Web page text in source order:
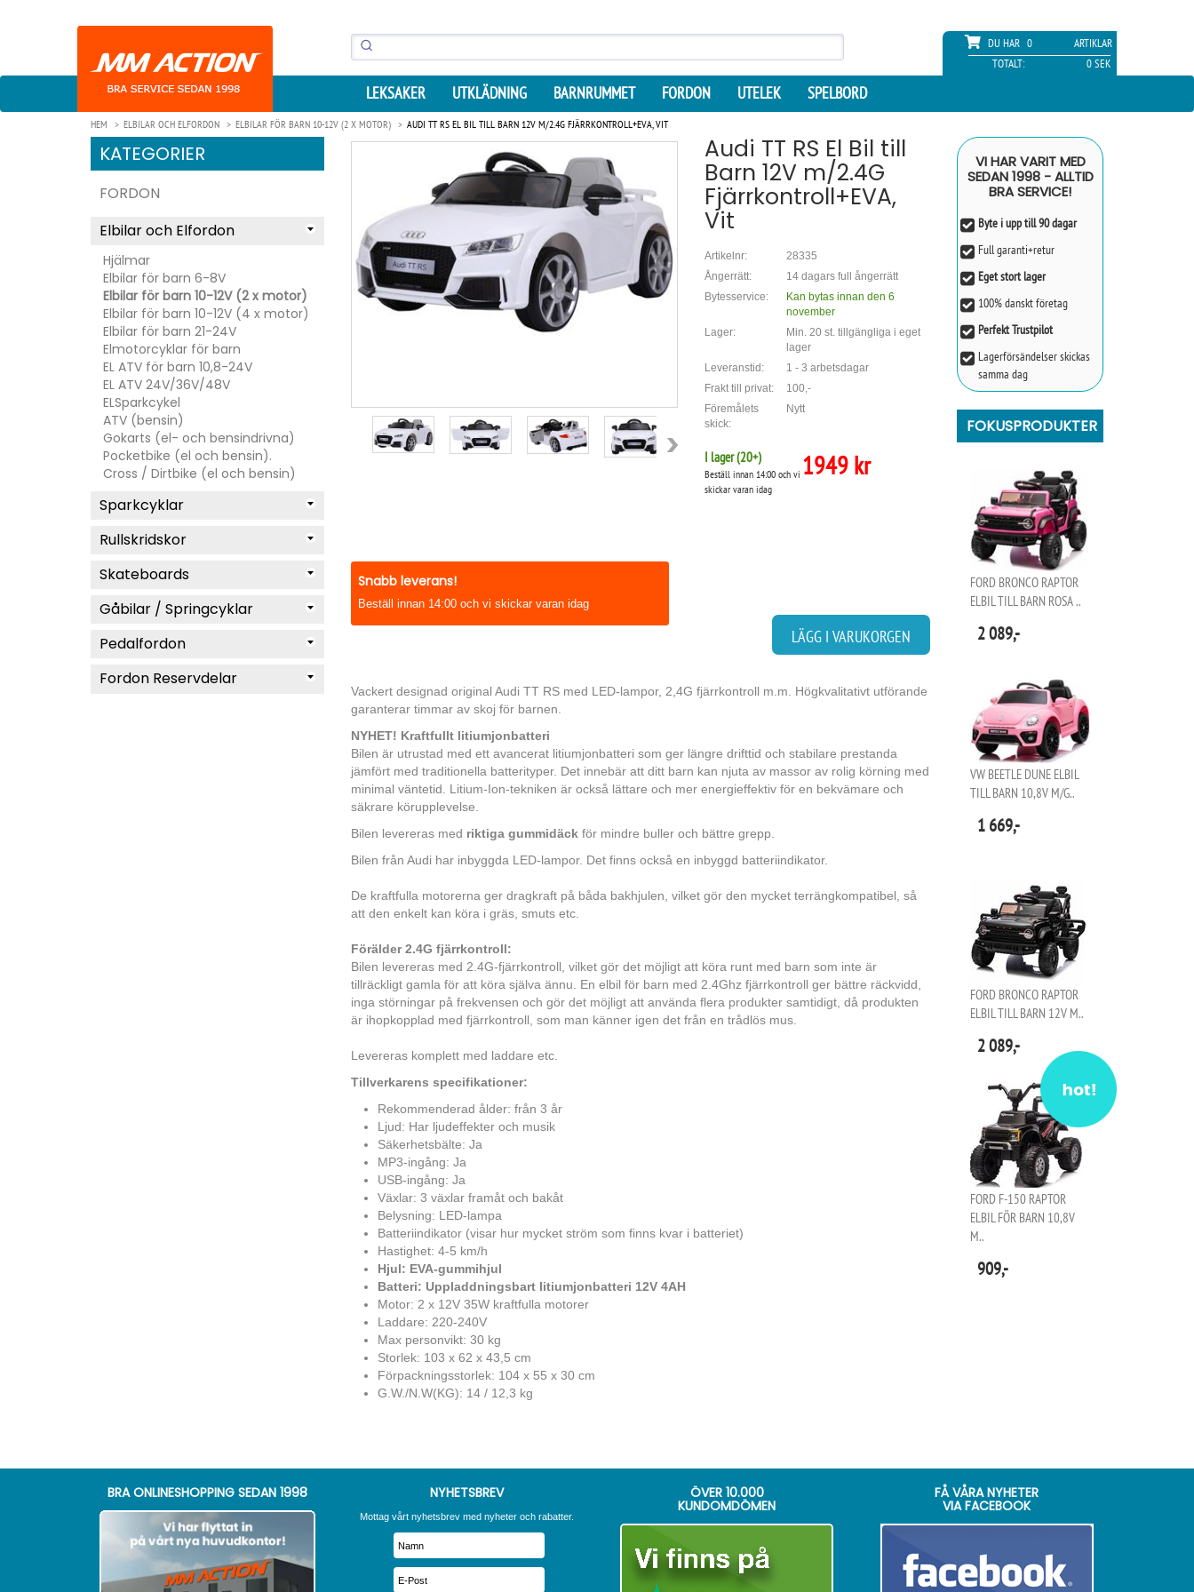
DU HAR 0
ARTIKLAR
TOTALT:
0 SEK
LEKSAKER UTKLÄDNING BARNRUMMET FORDON UTELEK SPELBORD
HEM ELBILAR OCH ELFORDON ELBILAR FÖR BARN 10-12V (2 X MOTOR) AUDI TT RS EL BIL TILL BARN 12V M/2.4G FJÄRRKONTROLL+EVA, VIT
KATEGORIER
FORDON
Elbilar och Elfordon
Hjälmar
Elbilar för barn 6-8V
Elbilar för barn 10-12V (2 x motor)
Elbilar för barn 10-12V (4 x motor)
Elbilar för barn 21-24V
Elmotorcyklar för barn
EL ATV för barn 10,8-24V
EL ATV 24V/36V/48V
ELSparkcykel
ATV (bensin)
Gokarts (el- och bensindrivna)
Pocketbike (el och bensin).
Cross / Dirtbike (el och bensin)
Sparkcyklar
Rullskridskor
Skateboards
Gåbilar / Springcyklar
Pedalfordon
Fordon Reservdelar
Snabb leverans!
Beställ innan 14:00 och vi skickar varan idag
Audi TT RS El Bil till
Barn 12V m/2.4G
Fjärrkontroll+EVA,
Vit
Artikelnr:
28335
Ångerrätt:
14 dagars full ångerrätt
Bytesservice:
Kan bytas innan den 6
november
Lager:
Min. 20 st. tillgängliga i eget
lager
Leveranstid:
1 - 3 arbetsdagar
Frakt till privat:
100,-
Föremålets
skick:
Nytt
I lager (20+)
Beställ innan 14:00 och vi
skickar varan idag
1949 kr
LÄGG I VARUKORGEN
Vackert designad original Audi TT RS med LED-lampor, 2,4G fjärrkontroll m.m. Högkvalitativt utförande
garanterar timmar av skoj för barnen.
NYHET! Kraftfullt litiumjonbatteri
Bilen är utrustad med ett avancerat litiumjonbatteri som ger längre drifttid och stabilare prestanda
jämfört med traditionella batterityper. Det innebär att ditt barn kan njuta av massor av rolig körning med
minimal väntetid. Litium-Ion-tekniken är också lättare och mer energieffektiv för en bekvämare och
säkrare körupplevelse.
Bilen levereras med riktiga gummidäckför mindre buller och bättre grepp.
Bilen från Audi har inbyggda LED-lampor. Det finns också en inbyggd batteriindikator.
De kraftfulla motorerna ger dragkraft på båda bakhjulen, vilket gör den mycket terrängkompatibel, så
att den enkelt kan köra i gräs, smuts etc.
Förälder 2.4G fjärrkontroll:
Bilen levereras med 2.4G-fjärrkontroll, vilket gör det möjligt att köra runt med barn som inte är
tillräckligt gamla för att köra själva ännu. En elbil för barn med 2.4Ghz fjärrkontroll ger bättre räckvidd,
inga störningar på frekvensen och gör det möjligt att använda flera produkter samtidigt, då produkten
är ihopkopplad med fjärrkontroll, som man känner igen det från en trådlös mus.
Levereras komplett med laddare etc.
Tillverkarens specifikationer:
Rekommenderad ålder: från 3 år
Ljud: Har ljudeffekter och musik
Säkerhetsbälte: Ja
MP3-ingång: Ja
USB-ingång: Ja
Växlar: 3 växlar framåt och bakåt
Belysning: LED-lampa
Batteriindikator (visar hur mycket ström som finns kvar i batteriet)
Hastighet: 4-5 km/h
Hjul: EVA-gummihjul
Batteri: Uppladdningsbart litiumjonbatteri 12V 4AH
Motor: 2 x 12V 35W kraftfulla motorer
Laddare: 220-240V
Max personvikt: 30 kg
Storlek: 103 x 62 x 43,5 cm
Förpackningsstorlek: 104 x 55 x 30 cm
G.W./N.W(KG): 14 / 12,3 kg
VI HAR VARIT MED
SEDAN 1998 - ALLTID
BRA SERVICE!
Byte i upp till 90 dagar
Full garanti+retur
Eget stort lager
100% danskt företag
Perfekt Trustpilot
Lagerförsändelser skickas
samma dag
FOKUSPRODUKTER
FORD BRONCO RAPTOR
ELBIL TILL BARN ROSA ..
2 089,-
VW BEETLE DUNE ELBIL
TILL BARN 10,8V M/G..
1 669,-
FORD BRONCO RAPTOR
ELBIL TILL BARN 12V M..
2 089,-
FORD F-150 RAPTOR
ELBIL FÖR BARN 10,8V
M..
909,-
BRA ONLINESHOPPING SEDAN 1998 NYHETSBREV
Mottag vårt nyhetsbrev med nyheter och rabatter.
ÖVER 10.000
KUNDOMDÖMEN
FÅ VÅRA NYHETER
VIA FACEBOOK